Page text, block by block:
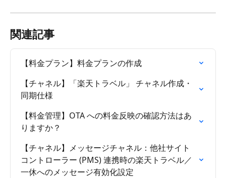
関連記事
【料金プラン】料金プランの作成
【チャネル】「楽天トラベル」 チャネル作成・
同期仕様
【料金管理】OTA への料金反映の確認方法はあ
りますか？
【チャネル】メッセージチャネル：他社サイト
コントローラー (PMS) 連携時の楽天トラベル／
一休へのメッセージ有効化設定